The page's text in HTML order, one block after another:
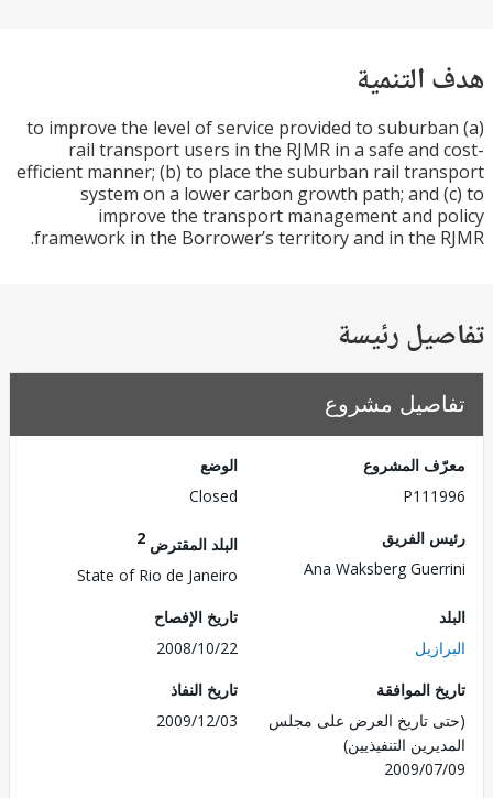
(a) to improve the level of service provided to
rail transport users in the RJMR in a safe
efficient manner; (b) to place the suburban rail
system on a lower carbon growth path;
improve the transport management and
framework in the Borrower’s territory and in the
رئيسة
مشروع
المشروع
الفريق
Ana Waksberg
البلد المقترض
State of Rio de Janeiro
تاريخ الإفصاح
2008/10/22
الموافقة
تاريخ العرض على مجلس
التنفيذيين)
2009/
تاريخ النفاذ
2009/12/03